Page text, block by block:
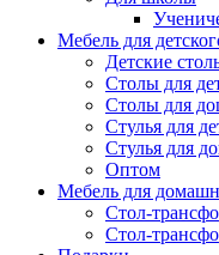
Мебель для
Детские
Столы для
Столы для
Стулья для
Стулья для
Оптом
Мебель для
Стол-
Стол-